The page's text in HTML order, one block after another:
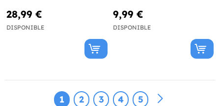
28,99 €
DISPONIBLE
9,99 €
DISPONIBLE
1 2 3 4 5